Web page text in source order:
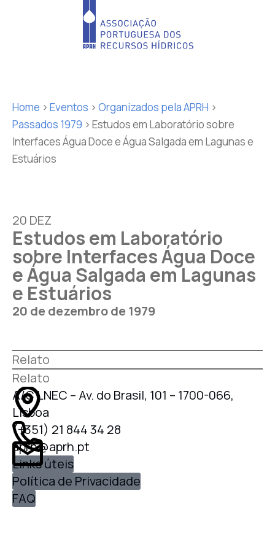
Home > Eventos > Organizados pela APRH >
Passados 1979 > Estudos em Laboratório sobre
Interfaces Água Doce e Água Salgada em Lagunas e
Estuários
20 DEZ
Estudos em Laboratório
sobre Interfaces Água Doce
e Água Salgada em Lagunas
e Estuários
20 de dezembro de 1979
Relato
Relato
A/C LNEC – Av. do Brasil, 101 – 1700-066,
Lisboa
(+351) 21 844 34 28
aprh@aprh.pt
Links úteis
Política de Privacidade
FAQ